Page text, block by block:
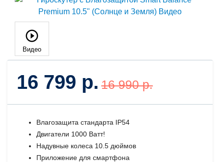
Видео
16 799 р. 16 990 р.
Влагозащита стандарта IP54
Двигатели 1000 Ватт!
Надувные колеса 10.5 дюймов
Приложение для смартфона